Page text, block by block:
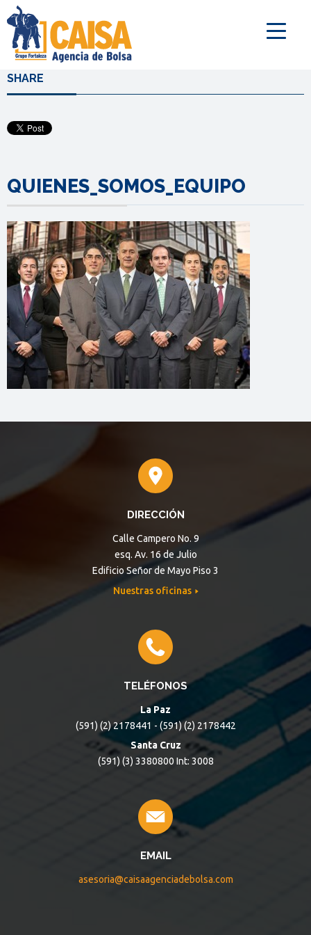
SHARE
QUIENES_SOMOS_EQUIPO
DIRECCIÓN
Calle Campero No. 9
esq. Av. 16 de Julio
Edificio Señor de Mayo Piso 3
Nuestras oficinas
TELÉFONOS
La Paz
(591) (2) 2178441 - (591) (2) 2178442
Santa Cruz
(591) (3) 3380800 Int: 3008
EMAIL
asesoria@caisaagenciadebolsa.com